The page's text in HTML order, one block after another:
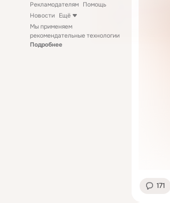
Рекламодателям Помощь
Новости Ещё
Мы применяем
рекомендательные технологии
Подробнее
171